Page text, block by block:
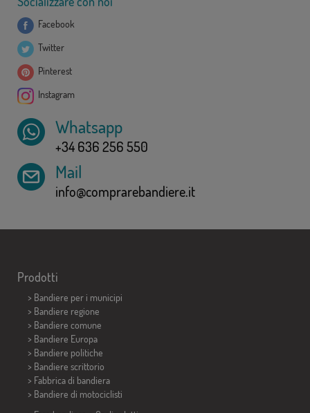
Facebook
Twitter
Pinterest
Instagram
Whatsapp
+34 636 256 550
Mail
info@comprarebandiere.it
Prodotti
> Bandiere per i municipi
> Bandiere regione
> Bandiere comune
> Bandiere Europa
> Bandiere politiche
> Bandiere scrittorio
> Fabbrica di bandiera
> Bandiere di motociclisti